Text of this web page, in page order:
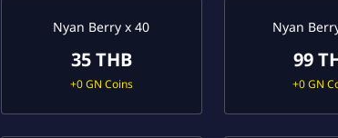
Nyan Berry x 40
35 THB
+0 GN Coins
Nyan
99
+0 GN